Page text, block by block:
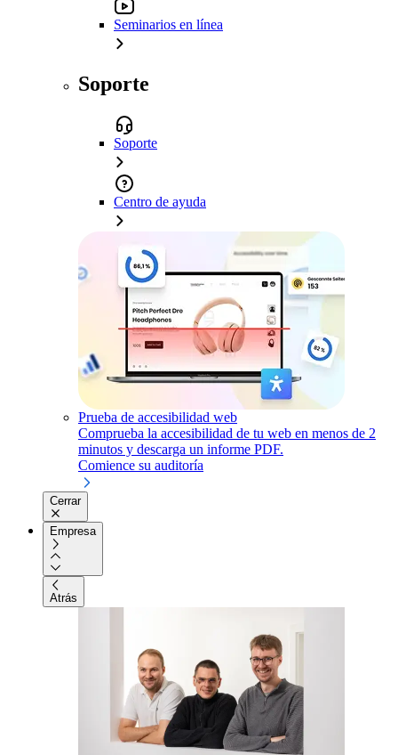
Seminarios en línea
Soporte
Soporte
Centro de ayuda
Prueba de accesibilidad web
Comprueba la accesibilidad de tu web en menos de 2
minutos y descarga un informe PDF.
Comience su auditoría
Cerrar
Empresa
Atrás